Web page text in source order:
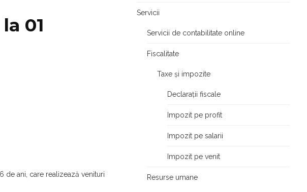
01
de ani, care realizează venituri
Servicii
Servicii de contabilitate online
Fiscalitate
Taxe și impozite
Declarații fiscale
Impozit pe profit
Impozit pe salarii
Impozit pe venit
Resurse umane